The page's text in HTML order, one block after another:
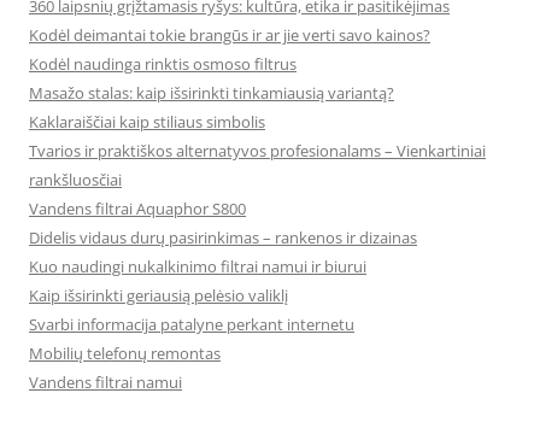
360 laipsnių grįžtamasis ryšys: kultūra, etika ir pasitikėjimas
Kodėl deimantai tokie brangūs ir ar jie verti savo kainos?
Kodėl naudinga rinktis osmoso filtrus
Masažo stalas: kaip išsirinkti tinkamiausią variantą?
Kaklaraiščiai kaip stiliaus simbolis
Tvarios ir praktiškos alternatyvos profesionalams – Vienkartiniai
rankšluosčiai
Vandens filtrai Aquaphor S800
Didelis vidaus durų pasirinkimas – rankenos ir dizainas
Kuo naudingi nukalkinimo filtrai namui ir biurui
Kaip išsirinkti geriausią pelėsio valiklį
Svarbi informacija patalyne perkant internetu
Mobilių telefonų remontas
Vandens filtrai namui